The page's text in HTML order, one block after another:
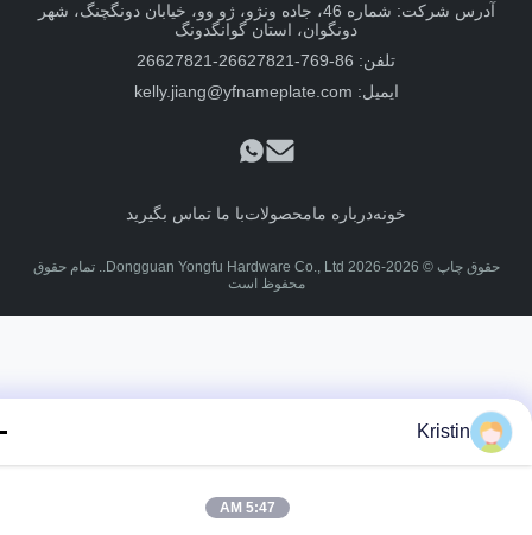
آدرس شرکت: شماره 46، جاده ونژو، ژو وو، خیابان دونگچنگ، شهر
دونگوان، استان گوانگدونگ
تلفن: 86-769-26627821-26627821
ایمیل:kelly.jiang@yfnameplate.com
درباره مامحصولاتبا ما تماس بگیرید
حقوق چاپ © 2026-2026 Dongguan Yongfu Hardware Co., Ltd.. تمام حقوق
محفوظ است
Kristin
5:47 AM